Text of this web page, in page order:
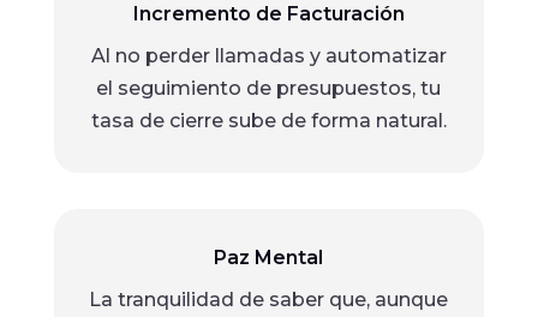
Incremento de Facturación
Al no perder llamadas y automatizar
el seguimiento de presupuestos, tu
tasa de cierre sube de forma natural.
Paz Mental
La tranquilidad de saber que, aunque